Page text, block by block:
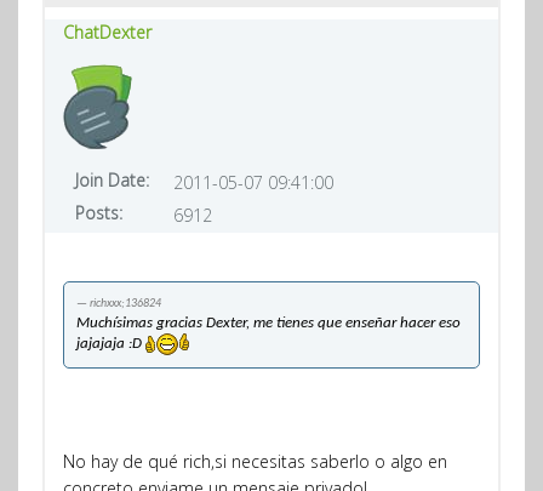
ChatDexter
Join Date:
2011-05-07 09:41:00
Posts:
6912
richxxx;136824
Muchísimas gracias Dexter, me tienes que enseñar hacer eso
jajajaja :D
No hay de qué rich,si necesitas saberlo o algo en